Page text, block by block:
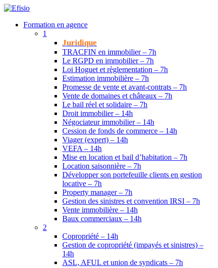
Formation en agence
1
Juridique
TRACFIN en immobilier – 7h
Le RGPD en immobilier – 7h
Loi Hoguet et règlementation – 7h
Estimation immobilière – 7h
Promesse de vente et avant-contrats – 7h
Vente de domaines et châteaux – 7h
Le bail réel et solidaire – 7h
Droit immobilier – 14h
Négociateur immobilier – 14h
Cession de fonds de commerce – 14h
Viager (expert) – 14h
VEFA – 14h
Mise en location et bail d’habitation – 7h
Location saisonnière – 7h
Développer son portefeuille clients en gestion
locative – 7h
Property manager – 7h
Gestion des sinistres et convention IRSI – 7h
Vente immobilière – 14h
Baux commerciaux – 14h
2
Copropriété – 14h
Gestion de copropriété (impayés et sinistres) –
14h
ASL, AFUL et union de syndicats – 7h